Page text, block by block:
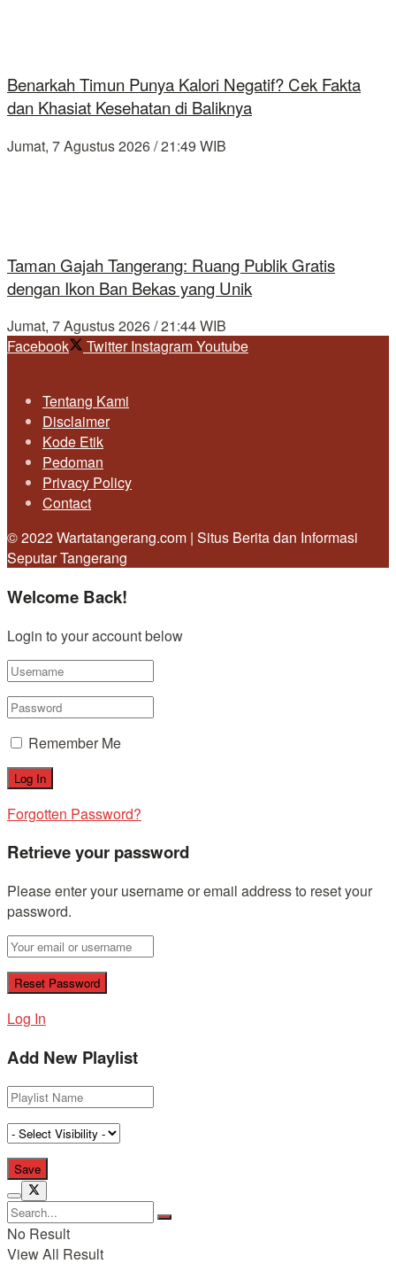
Benarkah Timun Punya Kalori Negatif? Cek Fakta
dan Khasiat Kesehatan di Baliknya
Jumat, 7 Agustus 2026 / 21:49 WIB
Taman Gajah Tangerang: Ruang Publik Gratis
dengan Ikon Ban Bekas yang Unik
Jumat, 7 Agustus 2026 / 21:44 WIB
Facebook
Twitter InstagramYoutube
Tentang Kami
Disclaimer
Kode Etik
Pedoman
Privacy Policy
Contact
© 2022 Wartatangerang.com | Situs Berita dan Informasi
Seputar Tangerang
Welcome Back!
Login to your account below
Remember Me
Forgotten Password?
Retrieve your password
Please enter your username or email address to reset your
password.
Log In
Add New Playlist
No Result
View All Result